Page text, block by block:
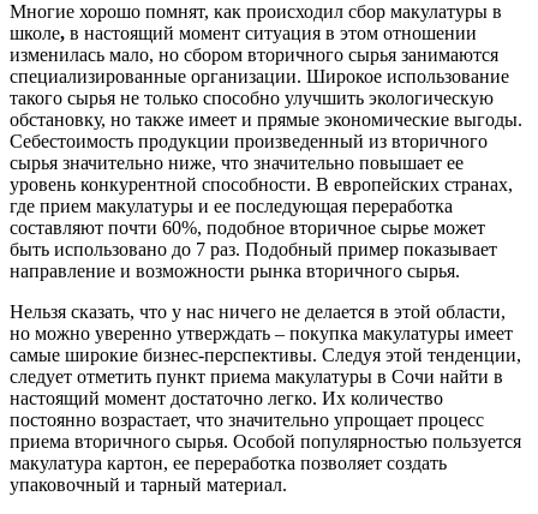
Многие хорошо помнят, как происходил сбор макулатуры в
школе, в настоящий момент ситуация в этом отношении
изменилась мало, но сбором вторичного сырья занимаются
специализированные организации. Широкое использование
такого сырья не только способно улучшить экологическую
обстановку, но также имеет и прямые экономические выгоды.
Себестоимость продукции произведенный из вторичного
сырья значительно ниже, что значительно повышает ее
уровень конкурентной способности. В европейских странах,
где прием макулатуры и ее последующая переработка
составляют почти 60%, подобное вторичное сырье может
быть использовано до 7 раз. Подобный пример показывает
направление и возможности рынка вторичного сырья.
Нельзя сказать, что у нас ничего не делается в этой области,
но можно уверенно утверждать – покупка макулатуры имеет
самые широкие бизнес-перспективы. Следуя этой тенденции,
следует отметить пункт приема макулатуры в Сочи найти в
настоящий момент достаточно легко. Их количество
постоянно возрастает, что значительно упрощает процесс
приема вторичного сырья. Особой популярностью пользуется
макулатура картон, ее переработка позволяет создать
упаковочный и тарный материал.